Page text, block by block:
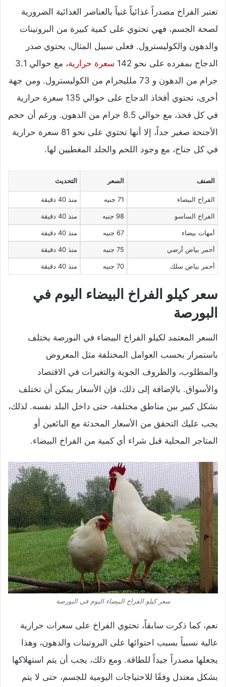
تعتبر الفراخ مصدراً غذائياً غنياً بالعناصر الغذائية الضرورية
لصحة الجسم، فهي تحتوي على كمية كبيرة من البروتينات
والدهون والكوليسترول. فعلى سبيل المثال، يحتوي صدر
الدجاج بمفرده على نحو 142
سعرة حرارية
، مع حوالي 3.1
جرام من الدهون و 73 ملليجرام من الكوليسترول. ومن جهة
أخرى، تحتوي أفخاذ الدجاج على حوالي 135 سعرة حرارية
في كل فخذ، مع حوالي 8.5 جرام من الدهون. ورغم أن حجم
الأجنحة صغير جداً، إلا أنها تحتوي على نحو 81 سعرة حرارية
في كل جناح، مع وجود اللحم والجلد المغطيين لها.
الصنف السعر التحديث
الفراخ البيضاء 71 جنيه منذ 40 دقيقة
الفراخ الساسو 98 جنيه منذ 40 دقيقة
أمهات بيضاء 67 جنيه منذ 40 دقيقة
أحمر بياض أرضي 75 جنيه منذ 40 دقيقة
أحمر بياض سلك 70 جنيه منذ 40 دقيقة
سعر كيلو الفراخ البيضاء اليوم في
البورصة
السعر المعتمد لكيلو الفراخ البيضاء في البورصة يختلف
باستمرار بحسب العوامل المختلفة مثل المعروض
والمطلوب، والظروف الجوية والتغيرات في الاقتصاد
والأسواق. بالإضافة إلى ذلك، فإن الأسعار يمكن أن تختلف
بشكل كبير بين مناطق مختلفة، حتى داخل البلد نفسه. لذلك،
يجب عليك التحقق من الأسعار المحدثة مع البائعين أو
المتاجر المحلية قبل شراء أي كمية من الفراخ البيضاء.
سعر كيلو الفراخ البيضاء اليوم في البورصة
نعم، كما ذكرت سابقاً، تحتوي الفراخ على سعرات حرارية
عالية نسبياً بسبب احتوائها على البروتينات والدهون، وهذا
يجعلها مصدراً جيداً للطاقة. ومع ذلك، يجب أن يتم استهلاكها
بشكل معتدل وفقًا للاحتياجات اليومية للجسم، حتى لا يتم